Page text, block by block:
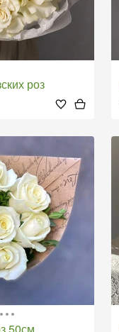
роз
50см